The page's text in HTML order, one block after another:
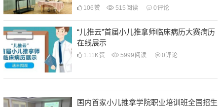
106 赞 515 阅读 0评论
“儿推云”首届小儿推拿师临床病历大赛病历
在线展示
1.11K赞 5999 阅读 0评论
国内首家小儿推拿学院职业培训班全国招生